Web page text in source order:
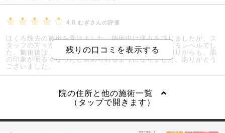
4.0 むぎさんの評価
ほくろ除去の施術を受けました。施術中は痛みを感じましたが、ス
タッフの方々が優しく話しかけてくださり、耐えられるレベルでし
た。施術後は、ほくろが取れてスッキリしました。周りからも、肌
の印象が明るくなったと褒められるようになりました。ありがとう
ございました。
院の住所と他の施術一覧
（タップで開きます）